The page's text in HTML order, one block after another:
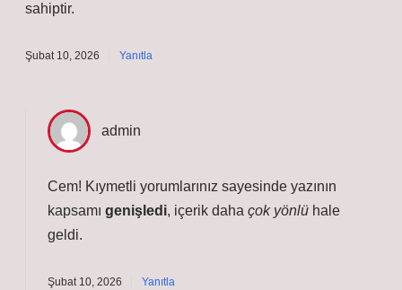
sahiptir.
Şubat 10, 2026 Yanıtla
admin
Cem! Kıymetli yorumlarınız sayesinde yazının
kapsamı genişledi, içerik daha çok yönlü hale
geldi.
Şubat 10, 2026 Yanıtla